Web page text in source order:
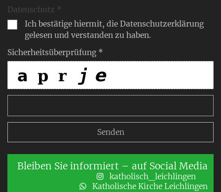
Datenschutz *
Ich bestätige hiermit, die Datenschutzerklärung
gelesen und verstanden zu haben.
Sicherheitsüberprüfung *
Bleiben Sie informiert – auf Social Media
katholisch_leichlingen
Katholische Kirche Leichlingen